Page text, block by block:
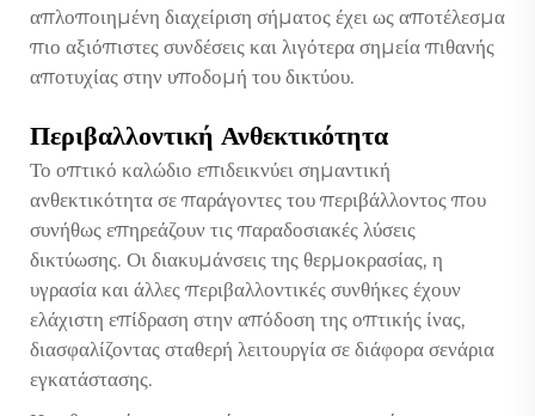
απλοποιημένη διαχείριση σήματος έχει ως αποτέλεσμα
πιο αξιόπιστες συνδέσεις και λιγότερα σημεία πιθανής
αποτυχίας στην υποδομή του δικτύου.
Περιβαλλοντική Ανθεκτικότητα
Το οπτικό καλώδιο επιδεικνύει σημαντική
ανθεκτικότητα σε παράγοντες του περιβάλλοντος που
συνήθως επηρεάζουν τις παραδοσιακές λύσεις
δικτύωσης. Οι διακυμάνσεις της θερμοκρασίας, η
υγρασία και άλλες περιβαλλοντικές συνθήκες έχουν
ελάχιστη επίδραση στην απόδοση της οπτικής ίνας,
διασφαλίζοντας σταθερή λειτουργία σε διάφορα σενάρια
εγκατάστασης.